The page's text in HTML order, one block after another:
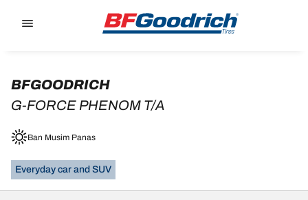
BFGOODRICH
G-FORCE PHENOM T/A
Ban Musim Panas
Everyday car and SUV